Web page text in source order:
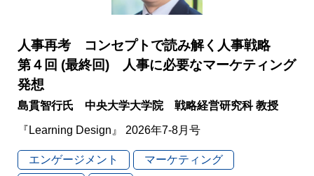
人事再考 コンセプトで読み解く人事戦略
第４回 (最終回) 人事に必要なマーケティング
発想
島貫智行氏 中央大学大学院 戦略経営研究科 教授
『Learning Design』 2026年7-8月号
エンゲージメント
マーケティング